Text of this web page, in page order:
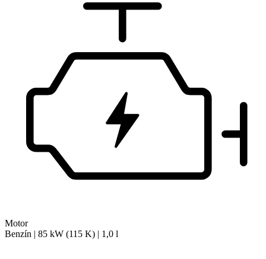
Motor
Benzín | 85 kW (115 K) | 1,0 l